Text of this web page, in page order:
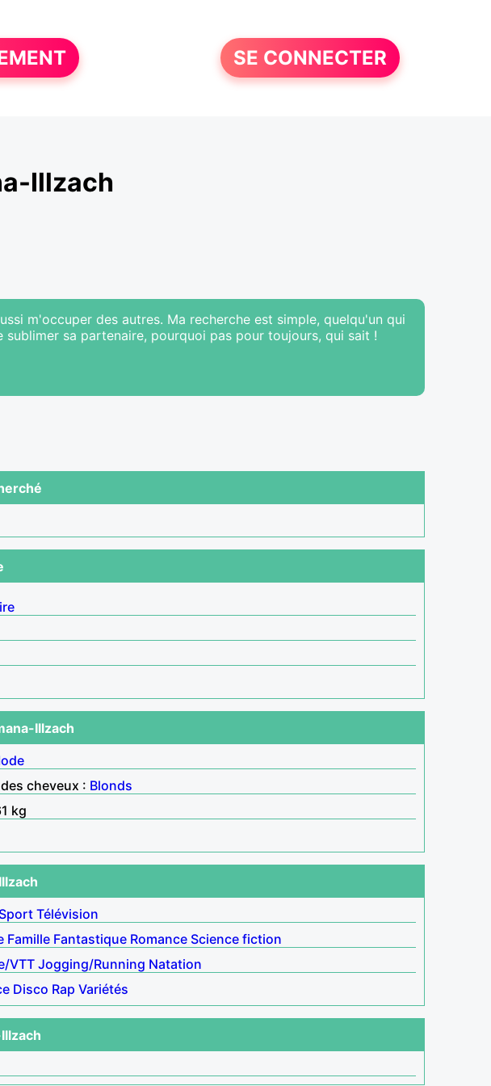
SE CONNECTER
Illzach
m'occuper des autres. Ma recherche est simple, quelqu'un qui
sa partenaire, pourquoi pas pour toujours, qui sait !
Illzach
cheveux : Blonds
kg
Sport Télévision
Famille Fantastique Romance Science fiction
VTTJogging/Running Natation
Disco Rap Variétés